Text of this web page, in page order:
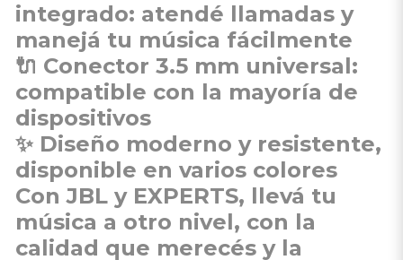
integrado: atendé llamadas y
manejá tu música fácilmente
🔌 Conector 3.5 mm universal:
compatible con la mayoría de
dispositivos
✨ Diseño moderno y resistente,
disponible en varios colores
ConJBLy EXPERTS, llevá tu
música a otro nivel, con la
calidad que merecés y la